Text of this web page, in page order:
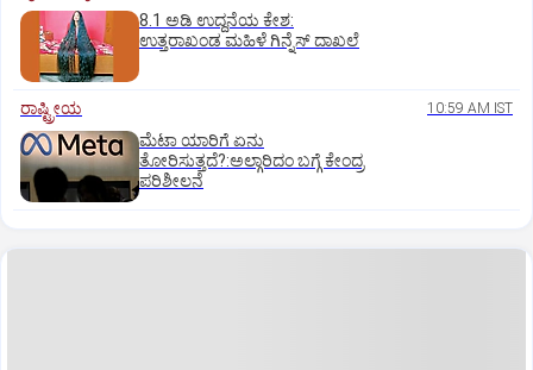
8.1 ಅಡಿ ಉದ್ದನೆಯ ಕೇಶ:
ಉತ್ತರಾಖಂಡ ಮಹಿಳೆ ಗಿನ್ನೆಸ್‌ ದಾಖಲೆ
ರಾಷ್ಟ್ರೀಯ 10:59 AM IST
ಮೆಟಾ ಯಾರಿಗೆ ಏನು
ತೋರಿಸುತ್ತದೆ?:ಅಲ್ಗಾರಿದಂ ಬಗ್ಗೆ ಕೇಂದ್ರ
ಪರಿಶೀಲನೆ